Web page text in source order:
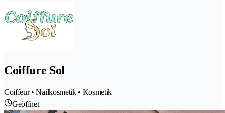
Coiffure Sol
Coiffeur • Nailkosmetik • Kosmetik
Geöffnet